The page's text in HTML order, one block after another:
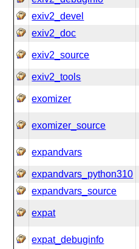
exiv2_devel
exiv2_doc
exiv2_source
exiv2_tools
exomizer
exomizer_source
expandvars
expandvars_python310
expandvars_source
expat
expat_debuginfo